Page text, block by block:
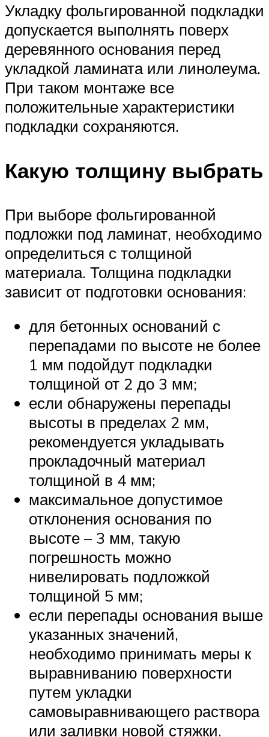
Укладку фольгированной подкладки
допускается выполнять поверх
деревянного основания перед
укладкой ламината или линолеума.
При таком монтаже все
положительные характеристики
подкладки сохраняются.
Какую толщину выбрать
При выборе фольгированной
подложки под ламинат, необходимо
определиться с толщиной
материала. Толщина подкладки
зависит от подготовки основания:
для бетонных оснований с
перепадами по высоте не более
1 мм подойдут подкладки
толщиной от 2 до 3 мм;
если обнаружены перепады
высоты в пределах 2 мм,
рекомендуется укладывать
прокладочный материал
толщиной в 4 мм;
максимальное допустимое
отклонения основания по
высоте – 3 мм, такую
погрешность можно
нивелировать подложкой
толщиной 5 мм;
если перепады основания выше
указанных значений,
необходимо принимать меры к
выравниванию поверхности
путем укладки
самовыравнивающего раствора
или заливки новой стяжки.